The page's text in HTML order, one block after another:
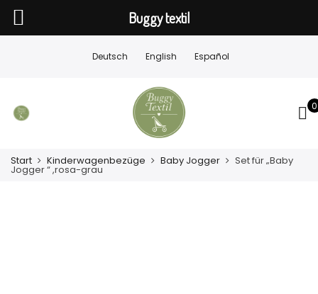
Deutsch English Español
0
Start Kinderwagenbezüge Baby Jogger Set für „Baby
Jogger “ ,rosa-grau
Buggy textil